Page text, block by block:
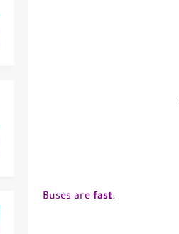
Buses are fast.